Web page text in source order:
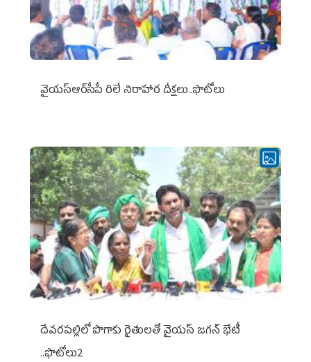
వైయ‌స్ఆర్‌సీపీ రిలే నిరాహార దీక్షలు..ఫొటోలు
దేవరపల్లిలో పొగాకు రైతులతో వైయస్ జగన్ భేటీ
..ఫొటోలు2